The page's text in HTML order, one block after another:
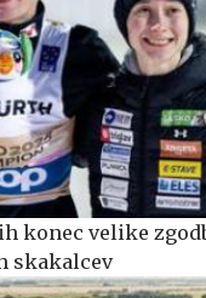
konec velike
skakalcev